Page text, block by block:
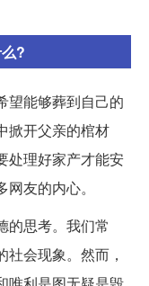
?
望能够葬到自己的
掀开父亲的棺材
处理好家产才能安
友的内心。
的思考。我们常
会现象。然而，